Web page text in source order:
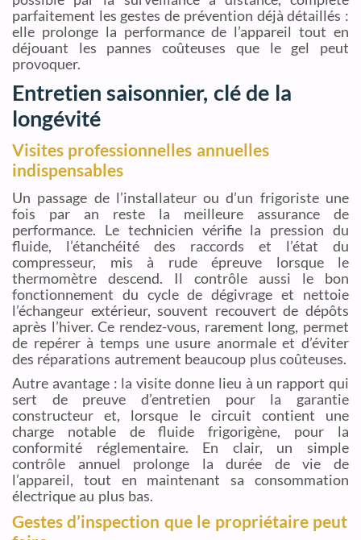
parfaitement les gestes de prévention déjà détaillés :
elle prolonge la performance de l’appareil tout en
déjouant les pannes coûteuses que le gel peut
provoquer.
Entretien saisonnier, clé de la
longévité
Visites professionnelles annuelles
indispensables
Un passage de l’installateur ou d’un frigoriste une
fois par an reste la meilleure assurance de
performance. Le technicien vérifie la pression du
fluide, l’étanchéité des raccords et l’état du
compresseur, mis à rude épreuve lorsque le
thermomètre descend. Il contrôle aussi le bon
fonctionnement du cycle de dégivrage et nettoie
l’échangeur extérieur, souvent recouvert de dépôts
après l’hiver. Ce rendez-vous, rarement long, permet
de repérer à temps une usure anormale et d’éviter
des réparations autrement beaucoup plus coûteuses.
Autre avantage : la visite donne lieu à un rapport qui
sert de preuve d’entretien pour la garantie
constructeur et, lorsque le circuit contient une
charge notable de fluide frigorigène, pour la
conformité réglementaire. En clair, un simple
contrôle annuel prolonge la durée de vie de
l’appareil, tout en maintenant sa consommation
électrique au plus bas.
Gestes d’inspection que le propriétaire peut